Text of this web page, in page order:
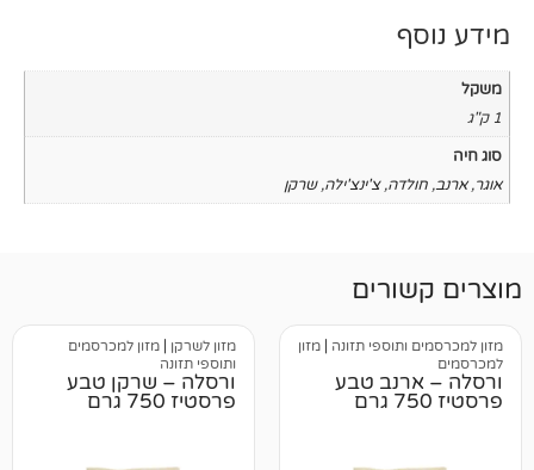
צ'ינצ'ילה,שרקן
תזונה|מזון
טבע
מזון לשרקן|
מזון למכרסמים
ורסלה – שרקן טבע
פרסטיז 750 גרם